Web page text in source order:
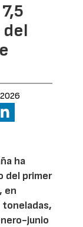
del
ha
del primer
en
junio